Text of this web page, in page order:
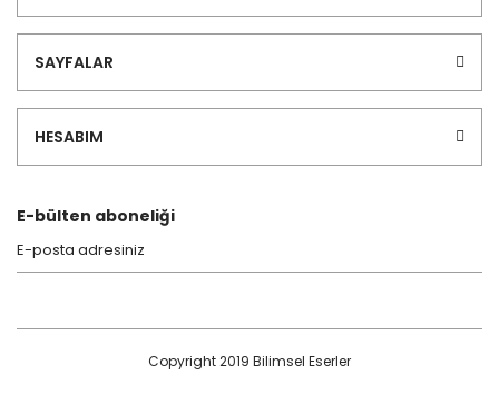
SAYFALAR
HESABIM
E-bülten aboneliği
Copyright 2019 Bilimsel Eserler